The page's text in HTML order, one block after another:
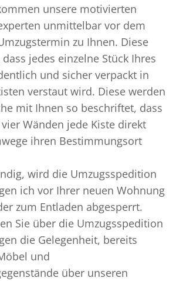
unsere motivierten
unmittelbar vor dem
zu Ihnen. Diese
jedes einzelne Stück Ihres
und sicher verpackt in
verstaut wird. Diese werden
mit Ihnen so beschriftet, dass
Wänden jede Kiste direkt
ihren Bestimmungsort
wird die Umzugsspedition
ich vor Ihrer neuen Wohnung
zum Entladen abgesperrt.
Sie über die Umzugsspedition
die Gelegenheit, bereits
und
über unseren